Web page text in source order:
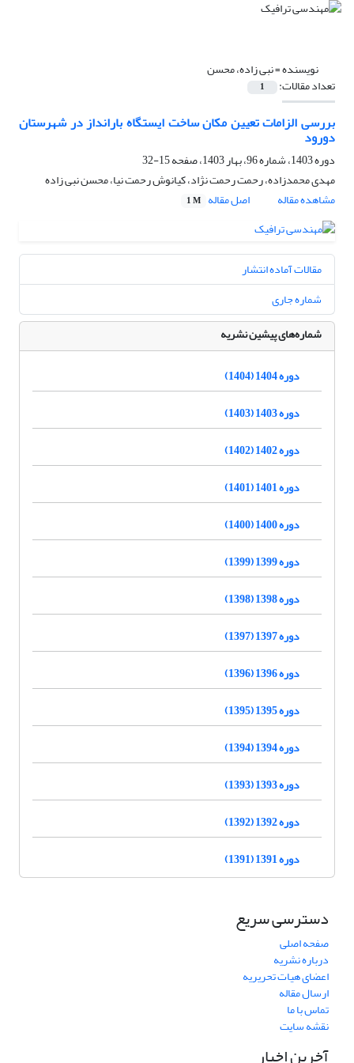
نویسنده =نبی زاده، محسن
تعداد مقالات: 1
بررسی الزامات تعیین مکان ساخت ایستگاه بارانداز در شهرستان
دورود
دوره 1403، شماره 96، بهار 1403، صفحه
15-32
مهدی محمدزاده، رحمت رحمت نژاد، کیانوش رحمت نیا، محسن نبی زاده
مشاهده مقاله
اصل مقاله 1 M
مقالات آماده انتشار
شماره جاری
شماره‌های پیشین نشریه
دوره 1404 (1404)
دوره 1403 (1403)
دوره 1402 (1402)
دوره 1401 (1401)
دوره 1400 (1400)
دوره 1399 (1399)
دوره 1398 (1398)
دوره 1397 (1397)
دوره 1396 (1396)
دوره 1395 (1395)
دوره 1394 (1394)
دوره 1393 (1393)
دوره 1392 (1392)
دوره 1391 (1391)
دسترسی سریع
صفحه اصلی
درباره نشریه
اعضای هیات تحریریه
ارسال مقاله
تماس با ما
نقشه سایت
آخرین اخبار